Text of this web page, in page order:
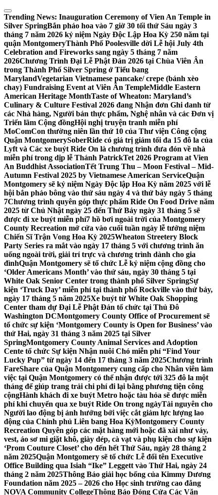
Skip
to
content
Trending News: Inauguration Ceremony of Vien An Temple in
Silver SpringBắn pháo hoa vào 7 giờ 30 tối thứ Sáu ngày 3
tháng 7 năm 2026 kỷ niệm Ngày Độc Lập Hoa Kỳ 250 năm tại
quận MontgomeryThành Phố Poolesville dời Lễ hội July 4th
Celebration and Fireworks sang ngày 5 tháng 7 năm
2026Chương Trình Đại Lễ Phật Đản 2026 tại Chùa Viên Ân
trong Thành Phố Silver Spring ở Tiểu bang
MarylandVegetarian Vietnamese pancake/ crepe (bánh xèo
chay) Fundraising Event at Viên Ân TempleMiddle Eastern
American Heritage MonthTaste of Wheaton: Maryland’s
Culinary & Culture Festival 2026 đang Nhận đơn Ghi danh từ
các Nhà hàng, Người bán thực phẩm, Nghệ nhân và các Đơn vị
Triển lãm Cộng đồngHội nghị truyện tranh miễn phí
MoComCon thường niên lần thứ 10 của Thư viện Công cộng
Quận MontgomerySoberRide có giá trị giảm tối đa 15 đô la của
Lyft và Các xe buýt Ride On là chương trình đưa đón về nhà
miễn phí trong dịp lễ Thánh PatrickTet 2026 Program at Vien
An Buddhist AssociationTết Trung Thu – Moon Festival – Mid-
Autumn Festival 2025 by Vietnamese American ServiceQuận
Montgomery sẽ kỷ niệm Ngày Độc lập Hoa Kỳ năm 2025 với lễ
hội bắn pháo bông vào thứ sáu ngày 4 và thứ bảy ngày 5 tháng
7Chương trình quyên góp thực phẩm Ride On Food Drive năm
2025 từ Chủ Nhật ngày 25 đến Thứ Bảy ngày 31 tháng 5 sẽ
được đi xe buýt miễn phí7 hồ bơi ngoài trời của Montgomery
County Recreation mở cửa vào cuối tuần ngày lễ tưởng niệm
Chiến Sĩ Trận Vong Hoa Kỳ 2025Wheaton Streetery Block
Party Series ra mắt vào ngày 17 tháng 5 với chương trình ăn
uống ngoài trời, giải trí trực và chương trình dành cho gia
đìnhQuận Montgomery sẽ tổ chức Lễ kỷ niệm cộng đồng cho
‘Older Americans Month’ vào thứ sáu, ngày 30 tháng 5 tại
White Oak Senior Center trong thành phố Silver SpringSự
kiện ‘Truck Day’ miễn phí tại thành phố Rockville vào thứ bảy,
ngày 17 tháng 5 năm 2025Xe buýt từ White Oak Shopping
Center tham dự Đại Lễ Phật Đản tổ chức tại Thủ Đô
Washington DCMontgomery County Office of Procurement sẽ
tổ chức sự kiện ‘Montgomery County is Open for Business’ vào
thứ Hai, ngày 31 tháng 3 năm 2025 tại Silver
SpringMontgomery County Animal Services and Adoption
Cente tổ chức Sự kiện Nhận nuôi Chó miễn phí “Find Your
Lucky Pup” từ ngày 14 đến 17 tháng 3 năm 2025Chương trình
FareShare của Quận Montgomery cung cấp cho Nhân viên làm
việc tại Quận Montgomery có thể nhận được tới 325 đô la một
tháng để giúp trang trải chi phí đi lại bằng phương tiện công
cộngHành khách đi xe buýt Metro hoặc tàu hỏa sẽ được miễn
phí khi chuyển qua xe buýt Ride On trong ngàyTài nguyên cho
Người lao động bị ảnh hưởng bởi việc cắt giảm lực lượng lao
động của Chính phủ Liên bang Hoa KỳMontgomery County
Recreation Quyên góp các mặt hàng mới hoặc đã xài như váy,
vest, áo sơ mi giặt khô, giày dép, cà vạt và phụ kiện cho sự kiện
‘Prom Couture Closet’ cho đến hết Thứ Sáu, ngày 28 tháng 2
năm 2025Quận Montgomery sẽ tổ chức Lễ đổi tên Executive
Office Building qua Isiah “Ike” Leggett vào Thứ Hai, ngày 24
tháng 2 năm 2025Thông Báo giải học bổng của Kimmy Dương
Foundation năm 2025 – 2026 cho Học sinh trường cao đẳng
NOVA Community CollegeThông Báo Đóng Cửa Các Văn